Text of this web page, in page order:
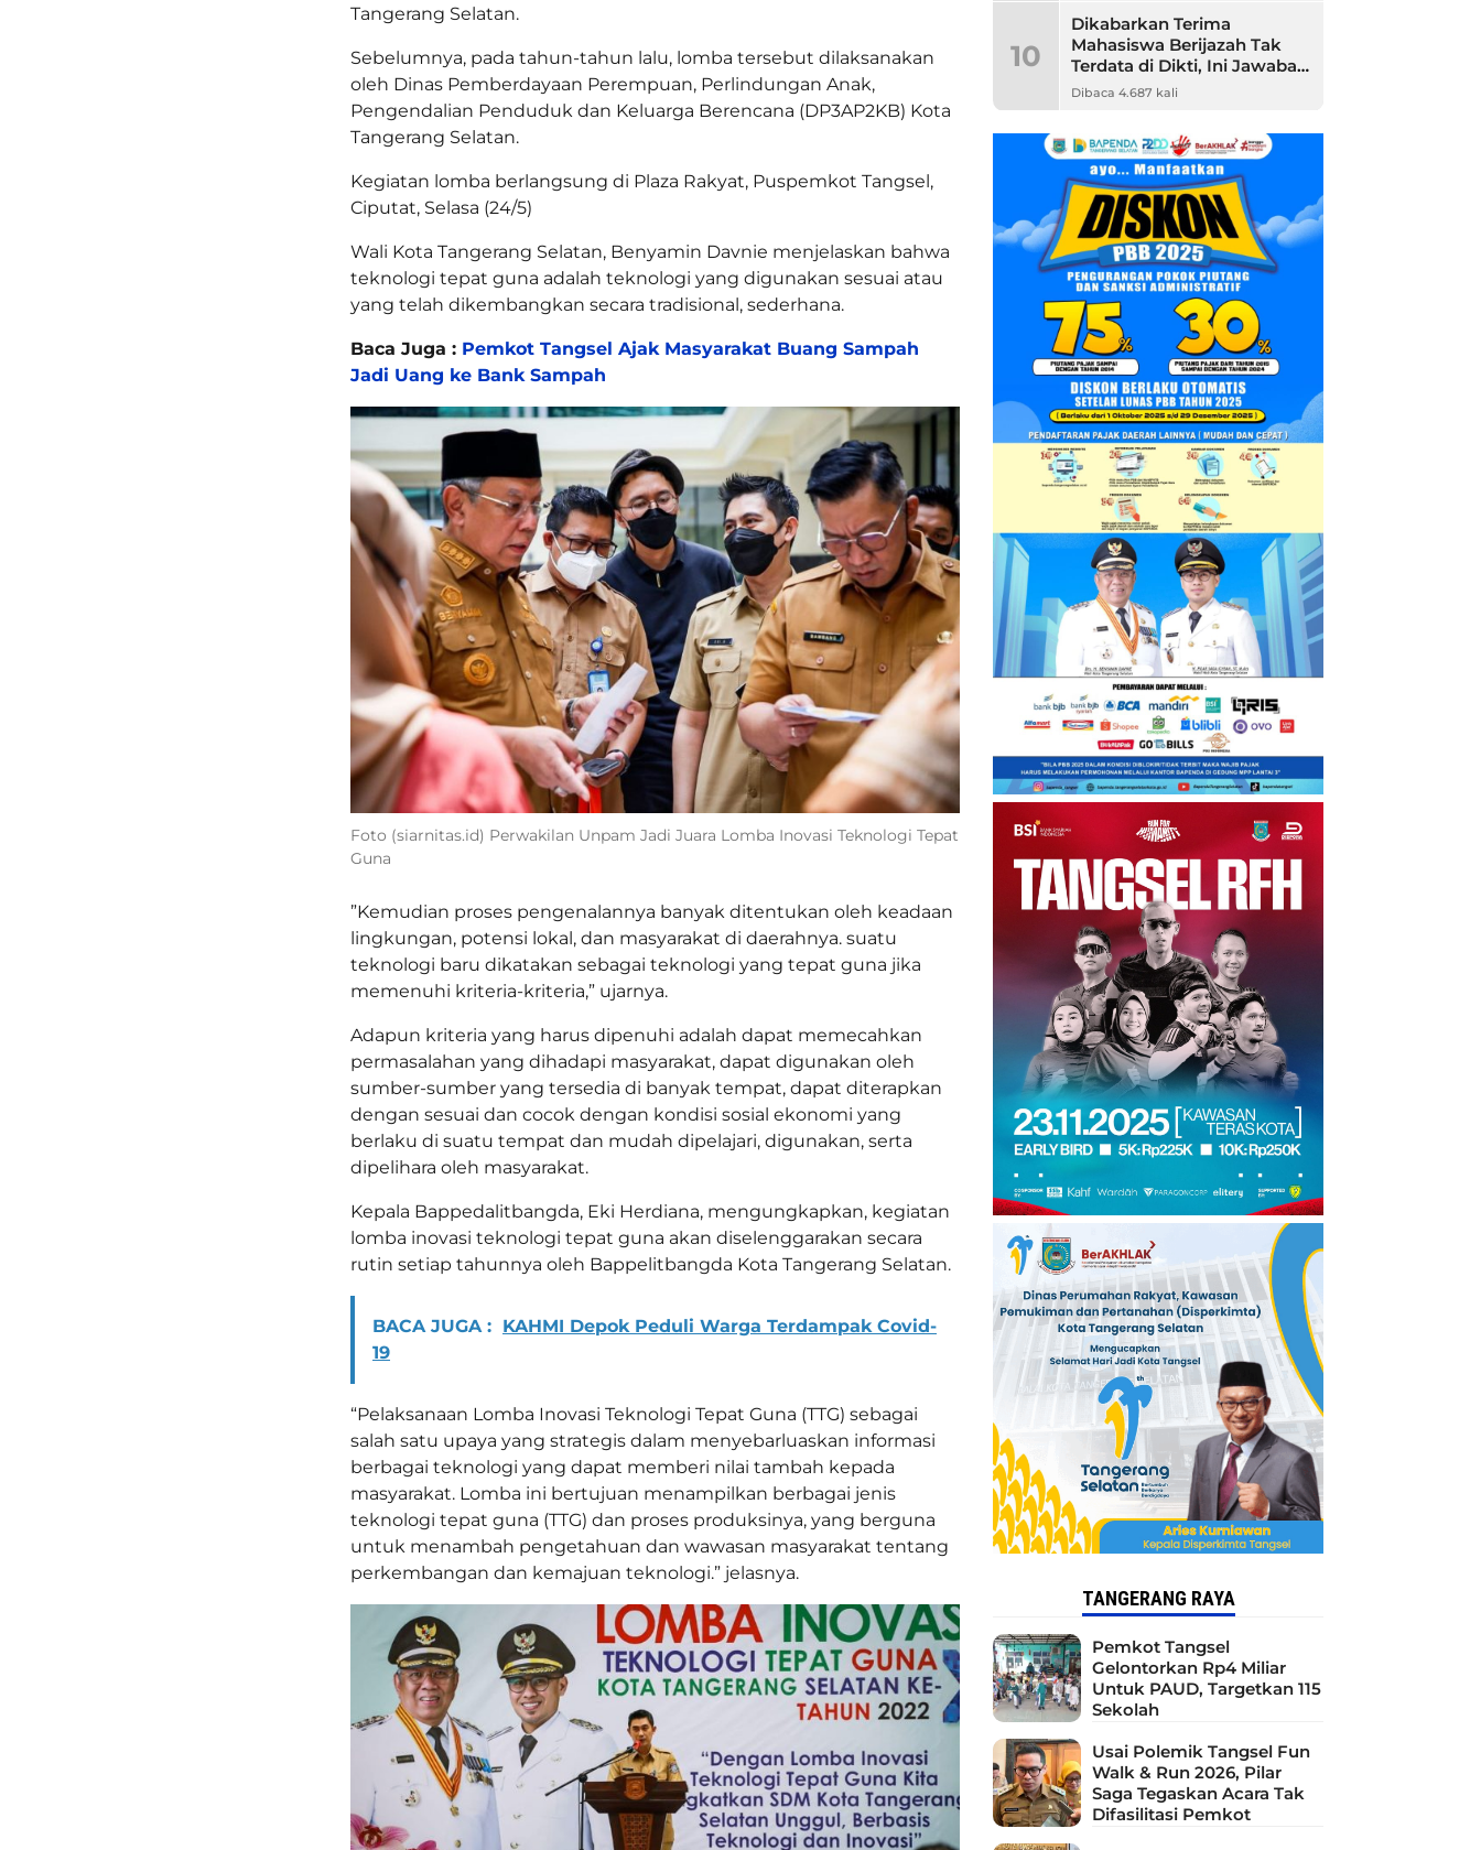
Tangerang Selatan.
Sebelumnya, pada tahun-tahun lalu, lomba tersebut dilaksanakan
oleh Dinas Pemberdayaan Perempuan, Perlindungan Anak,
Pengendalian Penduduk dan Keluarga Berencana (DP3AP2KB) Kota
Tangerang Selatan.
Kegiatan lomba berlangsung di Plaza Rakyat, Puspemkot Tangsel,
Ciputat, Selasa (24/5)
Wali Kota Tangerang Selatan, Benyamin Davnie menjelaskan bahwa
teknologi tepat guna adalah teknologi yang digunakan sesuai atau
yang telah dikembangkan secara tradisional, sederhana.
Baca Juga : Pemkot Tangsel Ajak Masyarakat Buang Sampah
Jadi Uang ke Bank Sampah
Foto (siarnitas.id) Perwakilan Unpam Jadi Juara Lomba Inovasi Teknologi Tepat
Guna
”Kemudian proses pengenalannya banyak ditentukan oleh keadaan
lingkungan, potensi lokal, dan masyarakat di daerahnya. suatu
teknologi baru dikatakan sebagai teknologi yang tepat guna jika
memenuhi kriteria-kriteria,” ujarnya.
Adapun kriteria yang harus dipenuhi adalah dapat memecahkan
permasalahan yang dihadapi masyarakat, dapat digunakan oleh
sumber-sumber yang tersedia di banyak tempat, dapat diterapkan
dengan sesuai dan cocok dengan kondisi sosial ekonomi yang
berlaku di suatu tempat dan mudah dipelajari, digunakan, serta
dipelihara oleh masyarakat.
Kepala Bappedalitbangda, Eki Herdiana, mengungkapkan, kegiatan
lomba inovasi teknologi tepat guna akan diselenggarakan secara
rutin setiap tahunnya oleh Bappelitbangda Kota Tangerang Selatan.
BACA JUGA : KAHMI Depok Peduli Warga Terdampak Covid-
19
“Pelaksanaan Lomba Inovasi Teknologi Tepat Guna (TTG) sebagai
salah satu upaya yang strategis dalam menyebarluaskan informasi
berbagai teknologi yang dapat memberi nilai tambah kepada
masyarakat. Lomba ini bertujuan menampilkan berbagai jenis
teknologi tepat guna (TTG) dan proses produksinya, yang berguna
untuk menambah pengetahuan dan wawasan masyarakat tentang
perkembangan dan kemajuan teknologi.” jelasnya.
10
Dikabarkan Terima
Mahasiswa Berijazah Tak
Terdata di Dikti, Ini Jawaban
Unpam
Dibaca 4.687 kali
TANGERANG RAYA
Pemkot Tangsel
Gelontorkan Rp4 Miliar
Untuk PAUD, Targetkan 115
Sekolah
Usai Polemik Tangsel Fun
Walk & Run 2026, Pilar
Saga Tegaskan Acara Tak
Difasilitasi Pemkot